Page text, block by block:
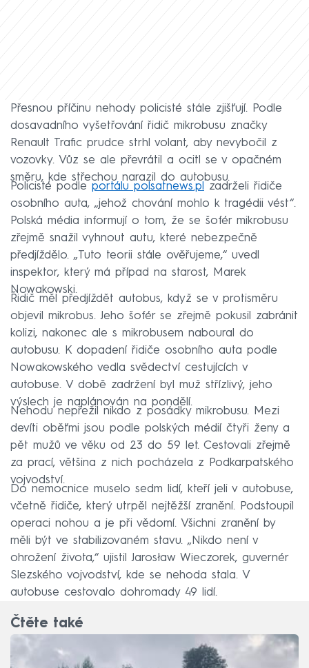
Přesnou příčinu nehody policisté stále zjišťují. Podle
dosavadního vyšetřování řidič mikrobusu značky
Renault Trafic prudce strhl volant, aby nevybočil z
vozovky. Vůz se ale převrátil a ocitl se v opačném
směru, kde střechou narazil do autobusu.
Policisté podle portálu polsatnews.pl zadrželi řidiče
osobního auta, „jehož chování mohlo k tragédii vést“.
Polská média informují o tom, že se šofér mikrobusu
zřejmě snažil vyhnout autu, které nebezpečně
předjíždělo. „Tuto teorii stále ověřujeme,“ uvedl
inspektor, který má případ na starost, Marek
Nowakowski.
Řidič měl předjíždět autobus, když se v protisměru
objevil mikrobus. Jeho šofér se zřejmě pokusil zabránit
kolizi, nakonec ale s mikrobusem naboural do
autobusu. K dopadení řidiče osobního auta podle
Nowakowského vedla svědectví cestujících v
autobuse. V době zadržení byl muž střízlivý, jeho
výslech je naplánován na pondělí.
Nehodu nepřežil nikdo z posádky mikrobusu. Mezi
devíti oběťmi jsou podle polských médií čtyři ženy a
pět mužů ve věku od 23 do 59 let. Cestovali zřejmě
za prací, většina z nich pocházela z Podkarpatského
vojvodství.
Do nemocnice muselo sedm lidí, kteří jeli v autobuse,
včetně řidiče, který utrpěl nejtěžší zranění. Podstoupil
operaci nohou a je při vědomí. Všichni zranění by
měli být ve stabilizovaném stavu. „Nikdo není v
ohrožení života,“ ujistil Jarosław Wieczorek, guvernér
Slezského vojvodství, kde se nehoda stala. V
autobuse cestovalo dohromady 49 lidí.
Čtěte také